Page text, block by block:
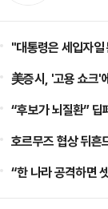
"대통령은 세입자
美증시, '고용 쇼크'
“후보가 뇌질환” 딥
호르무즈 협상 뒤
“한 나라 공격하면